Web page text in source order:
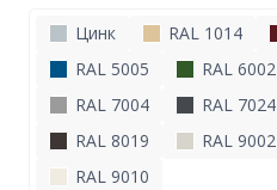
Цинк RAL 1014
RAL 5005
RAL 6002
RAL 7004
RAL 7024
RAL 8019
RAL 9002
RAL 9010